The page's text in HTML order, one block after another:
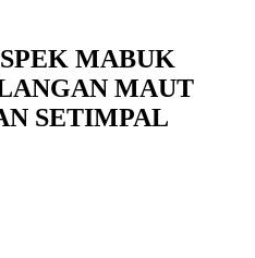
MABUK
MAUT
SETIMPAL